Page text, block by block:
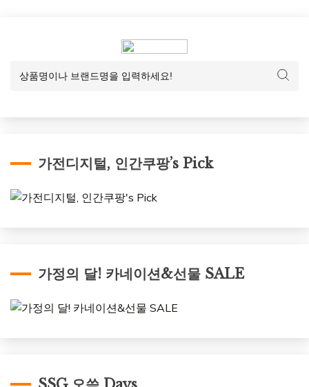
가전디지털, 인간쿠팡’s Pick
가정의 달! 카네이션&선물 SALE